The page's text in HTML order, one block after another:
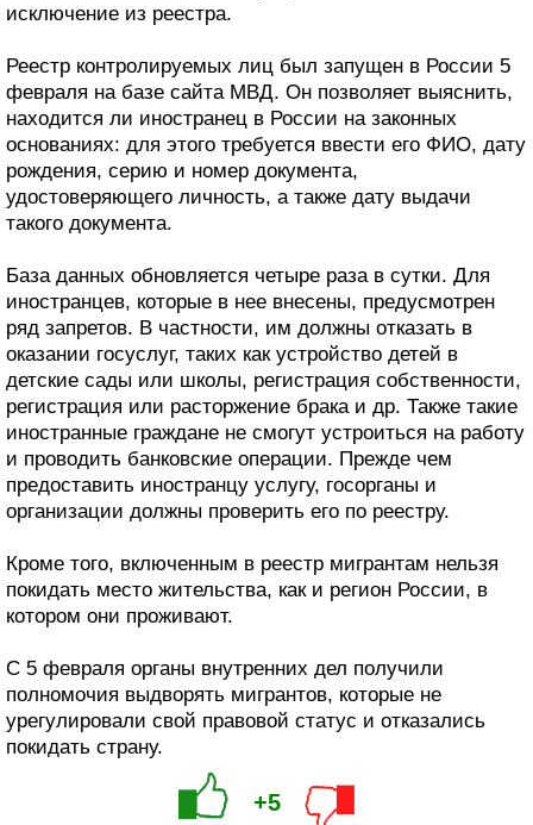
исключение из реестра.
Реестр контролируемых лиц был запущен в России 5
февраля на базе сайта МВД. Он позволяет выяснить,
находится ли иностранец в России на законных
основаниях: для этого требуется ввести его ФИО, дату
рождения, серию и номер документа,
удостоверяющего личность, а также дату выдачи
такого документа.
База данных обновляется четыре раза в сутки. Для
иностранцев, которые в нее внесены, предусмотрен
ряд запретов. В частности, им должны отказать в
оказании госуслуг, таких как устройство детей в
детские сады или школы, регистрация собственности,
регистрация или расторжение брака и др. Также такие
иностранные граждане не смогут устроиться на работу
и проводить банковские операции. Прежде чем
предоставить иностранцу услугу, госорганы и
организации должны проверить его по реестру.
Кроме того, включенным в реестр мигрантам нельзя
покидать место жительства, как и регион России, в
котором они проживают.
С 5 февраля органы внутренних дел получили
полномочия выдворять мигрантов, которые не
урегулировали свой правовой статус и отказались
покидать страну.
+5